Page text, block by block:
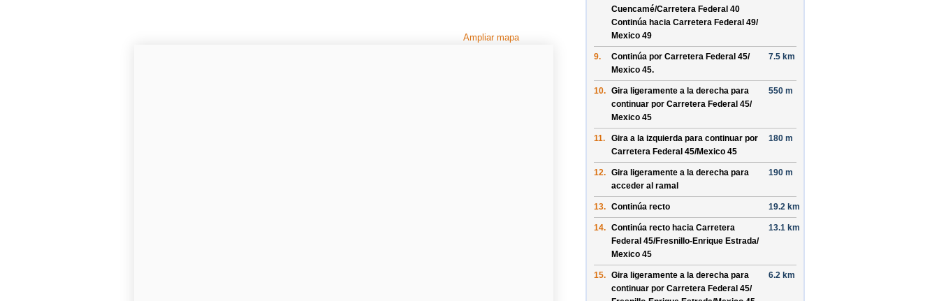
Ampliar mapa
Cuencamé/Carretera Federal 40
Continúa hacia Carretera Federal 49/
Mexico 49
9. Continúa por Carretera Federal 45/
Mexico 45.
7.5 km
10. Gira ligeramente a la derecha para
continuar por Carretera Federal 45/
Mexico 45
550 m
11.
Gira a la izquierda para continuar por
Carretera Federal 45/Mexico 45
180 m
12. Gira ligeramente a la derecha para
acceder al ramal
190 m
13. Continúa recto 19.2 km
14. Continúa recto hacia Carretera
Federal 45/Fresnillo-Enrique Estrada/
Mexico 45
13.1 km
15. Gira ligeramente a la derecha para
continuar por Carretera Federal 45/
6.2 km